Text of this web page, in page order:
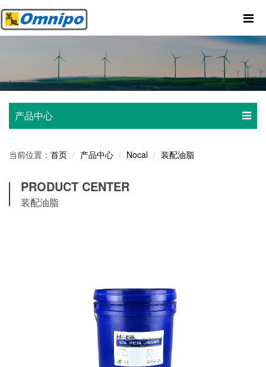
产品中心
当前位置： 首页 产品中心 Nocal 装配油脂
PRODUCT CENTER
装配油脂